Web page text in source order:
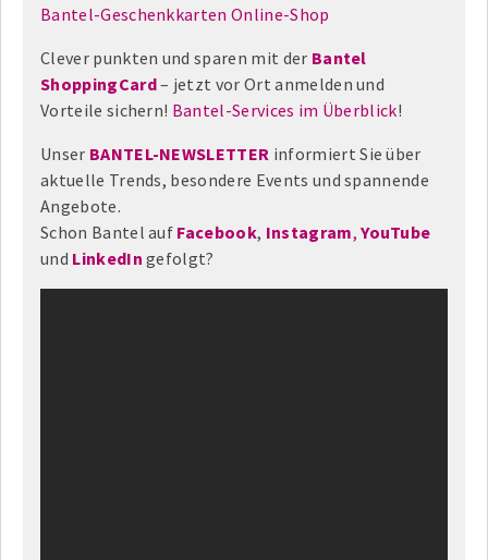
Bantel-Geschenkkarten Online-Shop
Clever punkten und sparen mit der Bantel
ShoppingCard– jetzt vor Ort anmelden und
Vorteile sichern! Bantel-Services im Überblick!
Unser BANTEL-NEWSLETTER informiert Sie über
aktuelle Trends, besondere Events und spannende
Angebote.
Schon Bantel auf Facebook, Instagram,YouTube
und LinkedIn gefolgt?